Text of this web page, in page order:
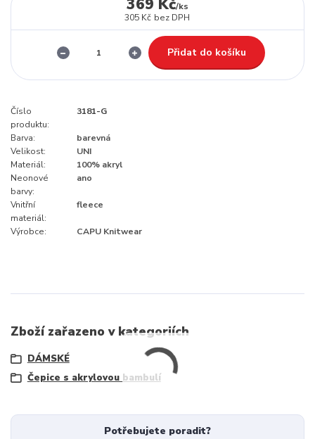
369 Kč/ks
305 Kč bez DPH
Přidat do košíku
Číslo
produktu:
3181-G
Barva:
barevná
Velikost:
UNI
Materiál:
100% akryl
Neonové
barvy:
ano
Vnitřní
materiál:
fleece
Výrobce: CAPU Knitwear
Zboží zařazeno v kategoriích
DÁMSKÉ
Čepice s akrylovou bambulí
Potřebujete poradit?